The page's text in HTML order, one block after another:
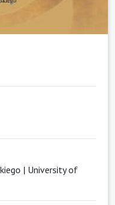
| University of